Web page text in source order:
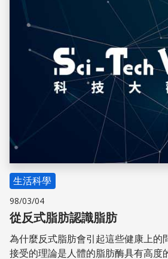
生活科學
98/03/04
從反式脂肪認識脂肪
為什麼反式脂肪會引起這些健康上的
接受的理論是人體的脂肪酶具有高度